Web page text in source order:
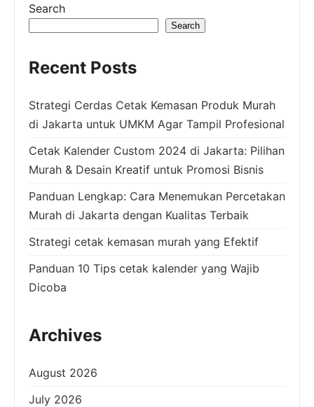
Search
Search
Recent Posts
Strategi Cerdas Cetak Kemasan Produk Murah
di Jakarta untuk UMKM Agar Tampil Profesional
Cetak Kalender Custom 2024 di Jakarta: Pilihan
Murah & Desain Kreatif untuk Promosi Bisnis
Panduan Lengkap: Cara Menemukan Percetakan
Murah di Jakarta dengan Kualitas Terbaik
Strategi cetak kemasan murah yang Efektif
Panduan 10 Tips cetak kalender yang Wajib
Dicoba
Archives
August 2026
July 2026